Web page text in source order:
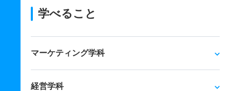
学べること
マーケティング学科
経営学科